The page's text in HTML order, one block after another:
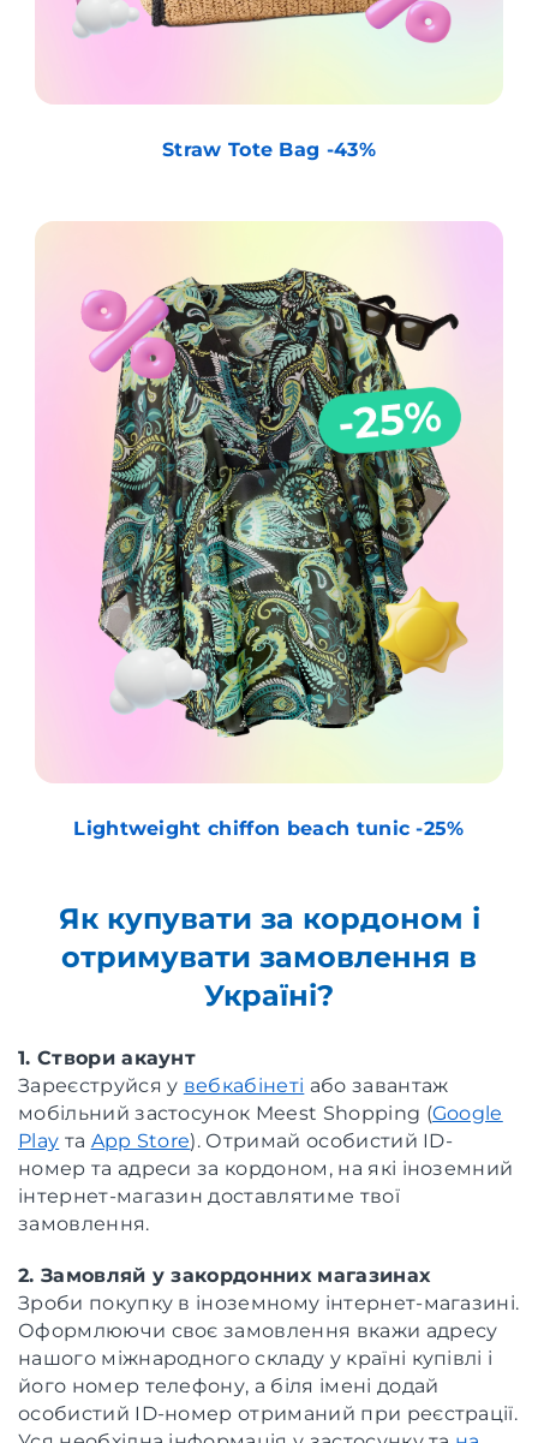
Straw Tote Bag -43%
Lightweight chiffon beach tunic -25%
Як купувати за кордоном і
отримувати замовлення в
Україні?
1. Створи акаунт
Зареєструйся у вебкабінеті або завантаж
мобільний застосунок Meest Shopping (Google
Play та App Store). Отримай особистий ID-
номер та адреси за кордоном, на які іноземний
інтернет-магазин доставлятиме твої
замовлення.
2. Замовляй у закордонних магазинах
Зроби покупку в іноземному інтернет-магазині.
Оформлюючи своє замовлення вкажи адресу
нашого міжнародного складу у країні купівлі і
його номер телефону, а біля імені додай
особистий ID-номер отриманий при реєстрації.